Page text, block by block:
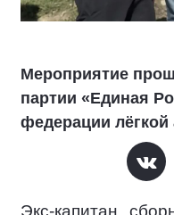
Мероприятие
партии «Единая
федерации лёгкой
Экс-капитан